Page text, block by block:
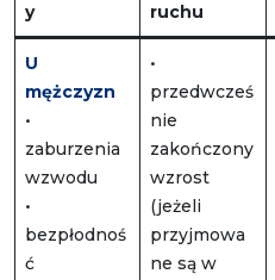
y
ruchu
U
mężczyzn
•
zaburzenia
wzwodu
•
bezpłodnoś
ć
•
przedwcześ
nie
zakończony
wzrost
(jeżeli
przyjmowa
ne są w